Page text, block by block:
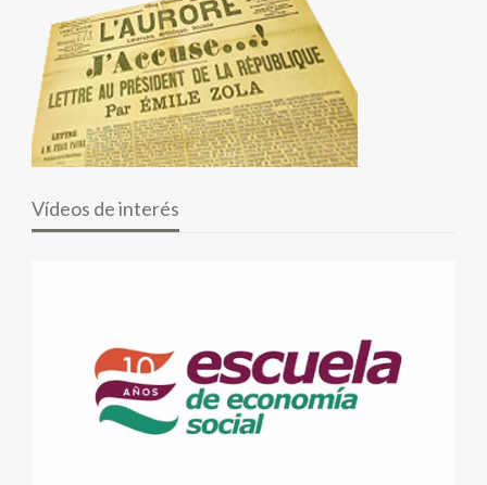
Vídeos de interés